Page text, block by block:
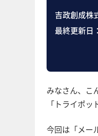
吉政創成
最終更新日：
みなさん、こ
「トライポ
今回は「メー